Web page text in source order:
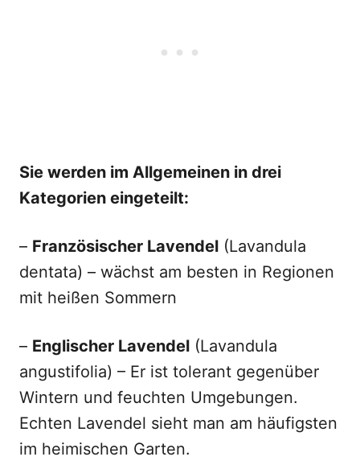
Sie werden im Allgemeinen in drei
Kategorien eingeteilt:
– Französischer Lavendel (Lavandula
dentata) – wächst am besten in Regionen
mit heißen Sommern
– Englischer Lavendel (Lavandula
angustifolia) – Er ist tolerant gegenüber
Wintern und feuchten Umgebungen.
Echten Lavendel sieht man am häufigsten
im heimischen Garten.